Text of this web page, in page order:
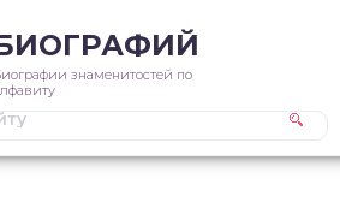
знаменитостей по